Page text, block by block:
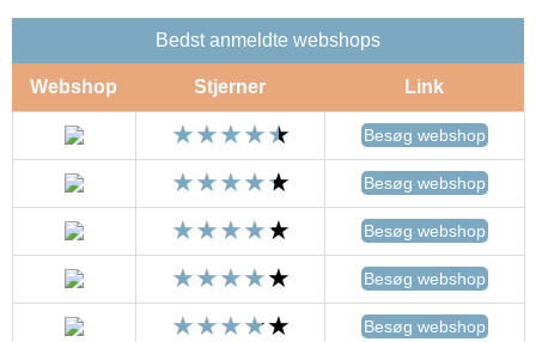
Bedst anmeldte webshops
Webshop Stjerner Link
Besøg webshop
Besøg webshop
Besøg webshop
Besøg webshop
Besøg webshop